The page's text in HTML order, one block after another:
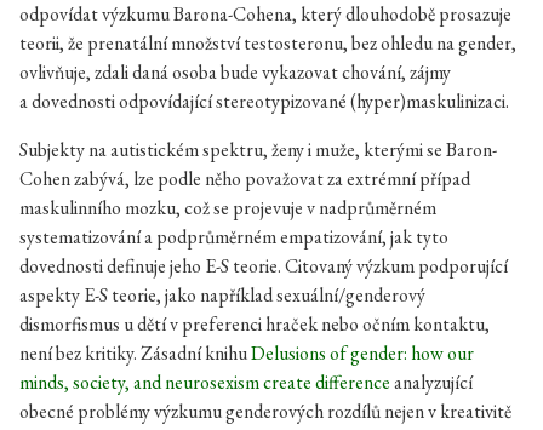
odpovídat výzkumu Barona-Cohena, který dlouhodobě prosazuje
teorii, že prenatální množství testosteronu, bez ohledu na gender,
ovlivňuje, zdali daná osoba bude vykazovat chování, zájmy
a dovednosti odpovídající stereotypizované (hyper)maskulinizaci.
Subjekty na autistickém spektru, ženy i muže, kterými se Baron-
Cohen zabývá, lze podle něho považovat za extrémní případ
maskulinního mozku, což se projevuje v nadprůměrném
systematizování a podprůměrném empatizování, jak tyto
dovednosti definuje jeho E-S teorie. Citovaný výzkum podporující
aspekty E-S teorie, jako například sexuální/genderový
dismorfismus u dětí v preferenci hraček nebo očním kontaktu,
není bez kritiky. Zásadní knihuDelusions of gender: how our
minds, society, and neurosexism create differenceanalyzující
obecné problémy výzkumu genderových rozdílů nejen v kreativitě